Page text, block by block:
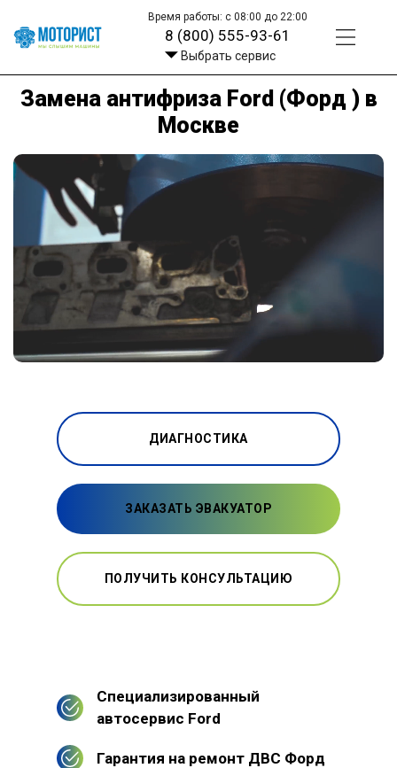
Время работы: с 08:00 до 22:00
8 (800) 555-93-61
Выбрать сервис
Замена антифриза Ford (Форд ) в
Москве
ДИАГНОСТИКА
ЗАКАЗАТЬ ЭВАКУАТОР
ПОЛУЧИТЬ КОНСУЛЬТАЦИЮ
Специализированный
автосервис Ford
Гарантия на ремонт ДВС Форд